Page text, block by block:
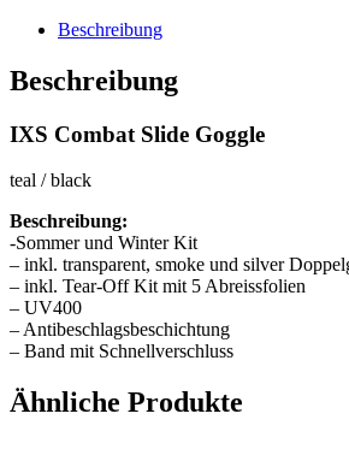
Beschreibung
Beschreibung
IXS Combat Slide Goggle
teal / black
Beschreibung:
-Sommer und Winter Kit
– inkl. transparent, smoke und silver
– inkl. Tear-Off Kit mit 5 Abreissfolien
– UV400
– Antibeschlagsbeschichtung
– Band mit Schnellverschluss
Ähnliche Produkte